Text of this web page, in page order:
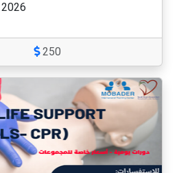
250